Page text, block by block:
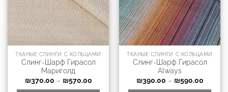
ТКАНЫЕ СЛИНГИ С КОЛЬЦАМИ
Слинг-Шарф Гирасол
Мариголд
₪370.00 – ₪570.00
ТКАНЫЕ СЛИНГИ С КОЛЬЦАМИ
Слинг-Шарф Гирасол
Always
₪390.00 – ₪590.00